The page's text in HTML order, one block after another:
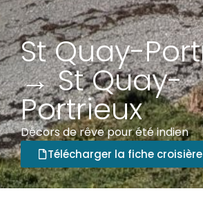
St Quay-
→ St Quay-
Portrieux
Décors de rêve pour été indien
Télécharger la fiche croisière